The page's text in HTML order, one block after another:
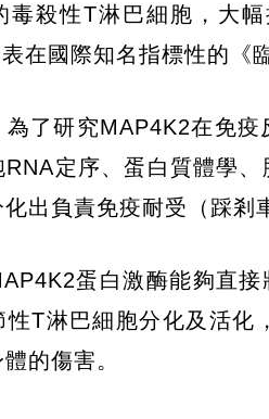
毒殺性T淋巴細胞，大
在國際知名指標性的《
了研究MAP4K2在免
RNA定序、蛋白質體學
出負責免疫耐受（踩剎
蛋白激酶能夠直
性T淋巴細胞分化及活化
的傷害。